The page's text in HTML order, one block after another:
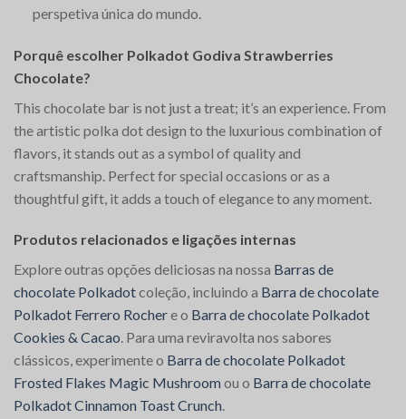
perspetiva única do mundo.
Porquê escolher Polkadot Godiva Strawberries
Chocolate?
This chocolate bar is not just a treat; it’s an experience. From
the artistic polka dot design to the luxurious combination of
flavors, it stands out as a symbol of quality and
craftsmanship. Perfect for special occasions or as a
thoughtful gift, it adds a touch of elegance to any moment.
Produtos relacionados e ligações internas
Explore outras opções deliciosas na nossa Barras de
chocolate Polkadotcoleção, incluindo a Barra de chocolate
Polkadot Ferrero Rochere o Barra de chocolate Polkadot
Cookies & Cacao. Para uma reviravolta nos sabores
clássicos, experimente o Barra de chocolate Polkadot
Frosted Flakes Magic Mushroom ou o Barra de chocolate
Polkadot Cinnamon Toast Crunch.